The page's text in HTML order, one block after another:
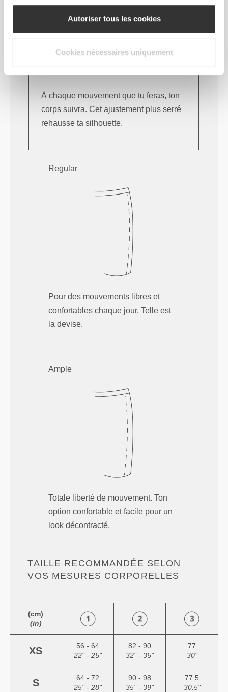
Autoriser tous les cookies
Cookies nécessaires uniquement
À chaque mouvement que tu feras, ton
corps suivra. Cet ajustement plus serré
rehausse ta silhouette.
Regular
Pour des mouvements libres et
confortables chaque jour. Telle est
la devise.
Ample
Totale liberté de mouvement. Ton
option confortable et facile pour un
look décontracté.
TAILLE RECOMMANDÉE SELON
VOS MESURES CORPORELLES
(cm)
(in)
XS
56 - 64
22" - 25"
82 - 90
32" - 35"
77
30"
S
64 - 72
25" - 28"
90 - 98
35" - 39"
77.5
30.5"